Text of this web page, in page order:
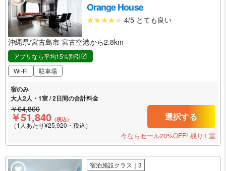
Orange House
4/5 とても良い
沖縄県/宮古島市 宮古空港から2.8km
アプリなら平均15%割引
Wi-Fi
駐車場
宿のみ
大人2人・1室 / 2日間の合計料金
￥64,800
￥51,840 （税込）
（1人あたり¥25,920・税込）
選択する
今ならセール20%OFF! 残り1 室
宿泊施設クラス｜3